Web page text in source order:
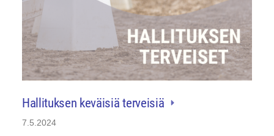
Hallituksen keväisiä terveisiä
7.5.2024